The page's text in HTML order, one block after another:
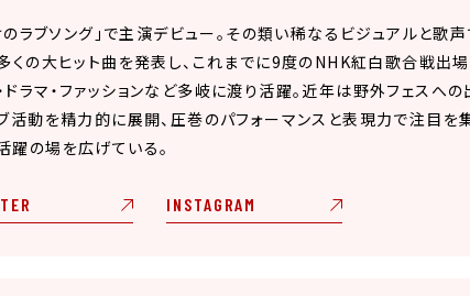
ラブソング」で主演デビュー。その類い稀なるビジュアルと歌
多くの大ヒット曲を発表し、これまでに9度のNHK紅白歌合戦出
ラマ・ファッションなど多岐に渡り活躍。近年は野外フェスへの
活動を精力的に展開、圧巻のパフォーマンスと表現力で注目を
の場を広げている。
INSTAGRAM